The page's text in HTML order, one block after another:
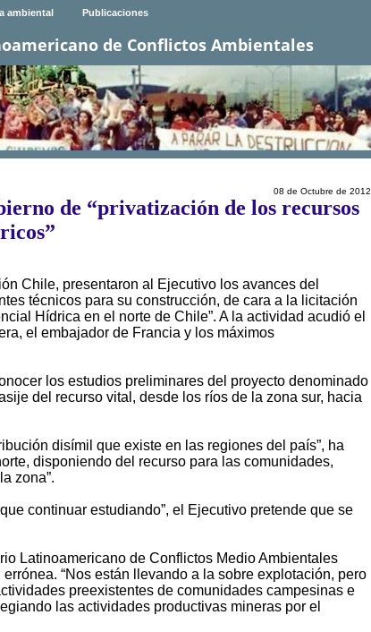
ambiental Publicaciones
de Conflictos Ambientales
08 de Octubre de 2012
de “privatización de los recursos
Chile, presentaron al Ejecutivo los avances del
técnicos para su construcción, de cara a la licitación
Hídrica en el norte de Chile”. A la actividad acudió el
el embajador de Francia y los máximos
los estudios preliminares del proyecto denominado
del recurso vital, desde los ríos de la zona sur, hacia
disímil que existe en las regiones del país”, ha
disponiendo del recurso para las comunidades,
zona”.
continuar estudiando”, el Ejecutivo pretende que se
Latinoamericano de Conflictos Medio Ambientales
“Nos están llevando a la sobre explotación, pero
preexistentes de comunidades campesinas e
las actividades productivas mineras por el